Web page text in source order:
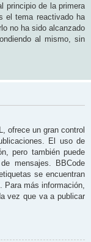
principio de la primera
el tema reactivado ha
no ha sido alcanzado
al mismo, sin
ofrece un gran control
El uso de
pero también puede
mensajes. BBCode
se encuentran
Para más información,
vez que va a publicar